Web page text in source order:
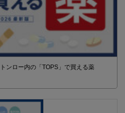
ンロー内の「TOPS」で買える薬